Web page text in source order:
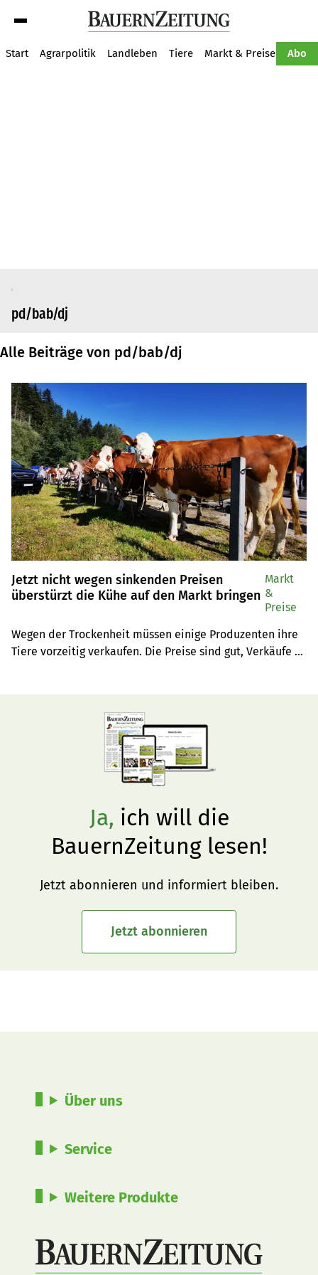
Start Agrarpolitik Landleben Tiere Markt & Preise Abo
pd/bab/dj
Alle Beiträge von pd/bab/dj
Jetzt nicht wegen sinkenden Preisen
überstürzt die Kühe auf den Markt bringen
Wegen der Trockenheit müssen einige Produzenten ihre
Tiere vorzeitig verkaufen. Die Preise sind gut, Verkäufe
Markt
&
Preise
Ja, ich will die
BauernZeitung lesen!
Jetzt abonnieren und informiert bleiben.
Jetzt abonnieren
Über uns
Service
Weitere Produkte